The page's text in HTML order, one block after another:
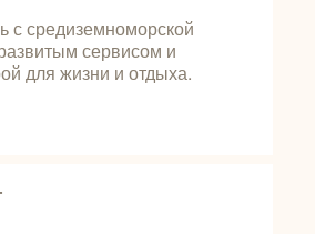
с средиземноморской
сервисом и
для жизни и отдыха.